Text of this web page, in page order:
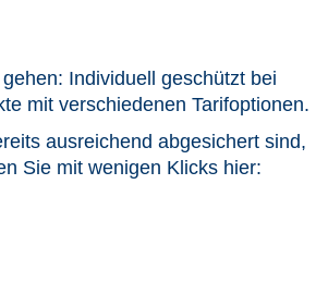
Individuell geschützt bei
mit verschiedenen Tarifoptionen.
ausreichend abgesichert sind,
Sie mit wenigen Klicks hier: